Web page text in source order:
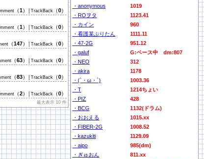
（1） │TrackBack （0）
（1） │TrackBack （0）
（147） │TrackBack （0）
（63） │TrackBack （0）
（83） │TrackBack （0）
（2） │TrackBack （0）
最大表示 10 件
・anonymous
1019
・ROヲタ
1123.41
・カイン
960
・看護某ぷりたん
1111.11
・47-2G
951.12
・galuf
G:ベース中 dm:807
・NEO
312
・akira
1178
・(`・ω・´)
1003.36
・T
1214ちょい
・PIZ
428
・BCG
1132(ドラム)
・おおえる
1015.xx
・FIBER-2G
1008.52
・kazukiti
1129.09
・aipo
985(dm)
・ぎゅおん
811.xx